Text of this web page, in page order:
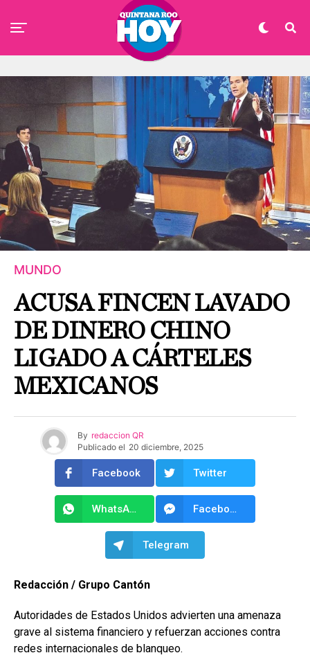
MUNDO
ACUSA FINCEN LAVADO
DE DINERO CHINO
LIGADO A CÁRTELES
MEXICANOS
By redaccion QR
Publicado el 20 diciembre, 2025
Facebook Twitter
WhatsApp Facebook Messenger
Telegram
Redacción / Grupo Cantón
Autoridades de Estados Unidos advierten una amenaza
grave al sistema financiero y refuerzan acciones contra
redes internacionales de blanqueo.